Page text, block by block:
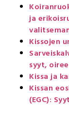
ja
Kissojen
syyt,
Kissa ja
Kissan
(EGC):